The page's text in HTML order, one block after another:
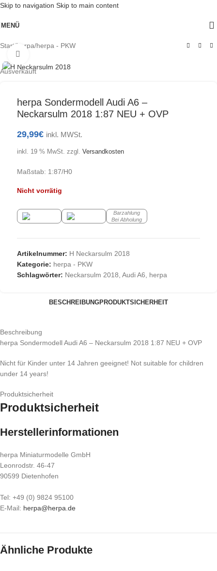
Skip to navigation Skip to main content
MENÜ
Start/herpa/herpa - PKW
Ausverkauft
herpa Sondermodell Audi A6 –
Neckarsulm 2018 1:87 NEU + OVP
29,99€ inkl. MWSt.
inkl. 19 % MwSt. zzgl. Versandkosten
Maßstab: 1:87/H0
Nicht vorrätig
Barzahlung
Bei Abholung
Artikelnummer: H Neckarsulm 2018
Kategorie: herpa - PKW
Schlagwörter: Neckarsulm 2018, Audi A6, herpa
BESCHREIBUNGPRODUKTSICHERHEIT
Beschreibung
herpa Sondermodell Audi A6 – Neckarsulm 2018 1:87 NEU + OVP
Nicht für Kinder unter 14 Jahren geeignet! Not suitable for children
under 14 years!
Produktsicherheit
Produktsicherheit
Herstellerinformationen
herpa Miniaturmodelle GmbH
Leonrodstr. 46-47
90599 Dietenhofen
Tel: +49 (0) 9824 95100
E-Mail: herpa@herpa.de
Ähnliche Produkte